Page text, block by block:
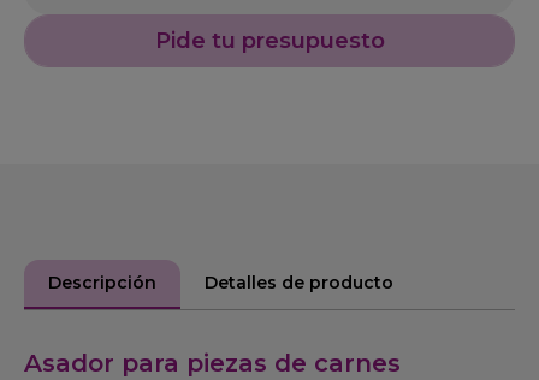
Pide tu presupuesto
Descripción Detalles de producto
Asador para piezas de carnes